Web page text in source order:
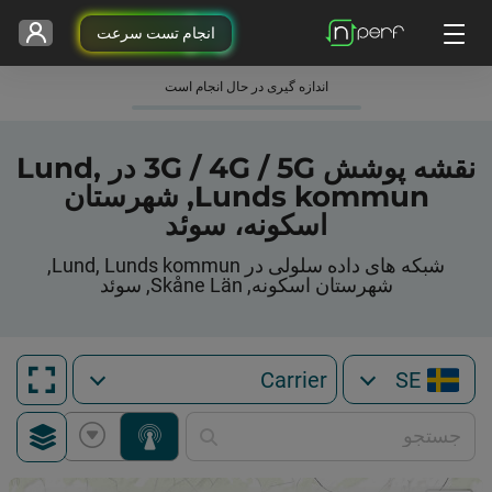
انجام تست سرعت
اندازه گیری در حال انجام است
نقشه پوشش 3G / 4G / 5G در Lund,
Lunds kommun, شهرستان
اسکونه، سوئد
شبکه های داده سلولی در Lund, Lunds kommun,
شهرستان اسکونه, Skåne Län, سوئد
SE